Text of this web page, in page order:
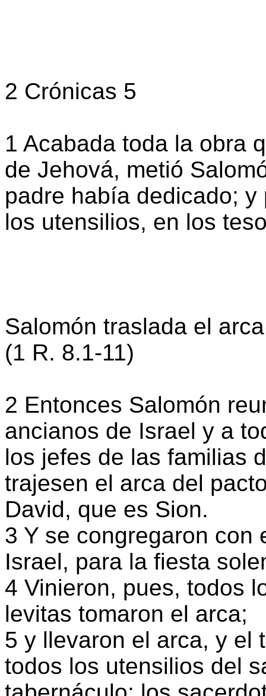
2 Crónicas 5
1 Acabada toda la obra
de Jehová, metió
padre había dedicado;
los utensilios, en los
Salomón traslada el
(1 R. 8.1-11)
2 Entonces Salomón
ancianos de Israel y a
los jefes de las familias
trajesen el arca del
David, que es Sion.
3 Y se congregaron con
Israel, para la fiesta
4 Vinieron, pues, todos
levitas tomaron el arca;
5 y llevaron el arca, y el
todos los utensilios del